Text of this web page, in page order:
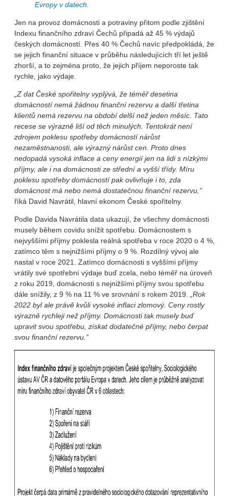
Evropy v datech.
Jen na provoz domácnosti a potraviny přitom podle zjištění
Indexu finančního zdraví Čechů připadá až 45 % výdajů
českých domácností. Přes 40 % Čechů navíc předpokládá, že
se jejich finanční situace v průběhu následujících tří let ještě
zhorší, a to zejména proto, že jejich příjem neporoste tak
rychle, jako výdaje.
„Z dat České spořitelny vyplývá, že téměř desetina
domácností nemá žádnou finanční rezervu a další třetina
klientů nemá rezervu na období delší než jeden měsíc. Tato
recese se výrazně liší od těch minulých. Tentokrát není
zdrojem poklesu spotřeby domácností nárůst
nezaměstnanosti, ale výrazný nárůst cen. Proto dnes
nedopadá vysoká inflace a ceny energií jen na lidi s nízkými
příjmy, ale i na domácnosti ze střední a vyšší třídy. Míru
poklesu spotřeby domácností pak ovlivňuje i to, zda
domácnost má nebo nemá dostatečnou finanční rezervu,”
říká David Navrátil, hlavní ekonom České spořitelny.
Podle Davida Navrátila data ukazují, že všechny domácnosti
musely během covidu snížit spotřebu. Domácnostem s
nejvyššími příjmy poklesla reálná spotřeba v roce 2020 o 4 %,
zatímco těm s nejnižšími příjmy o 9 %. Rozdílný vývoj ale
nastal v roce 2021. Zatímco domácnosti s vyššími příjmy
vrátily své spotřební výdaje buď zcela, nebo téměř na úroveň
z roku 2019, domácnosti s nejnižšími příjmy svou spotřebu
dále snížily, z 9 % na 11 % ve srovnání s rokem 2019. „Rok
2022 byl ale právě kvůli vysoké inflaci zlomový. Ceny rostly
výrazně rychleji než příjmy. Domácnosti tak musely buď
upravit svou spotřebu, získat dodatečné příjmy, nebo čerpat
svou finanční rezervu.”